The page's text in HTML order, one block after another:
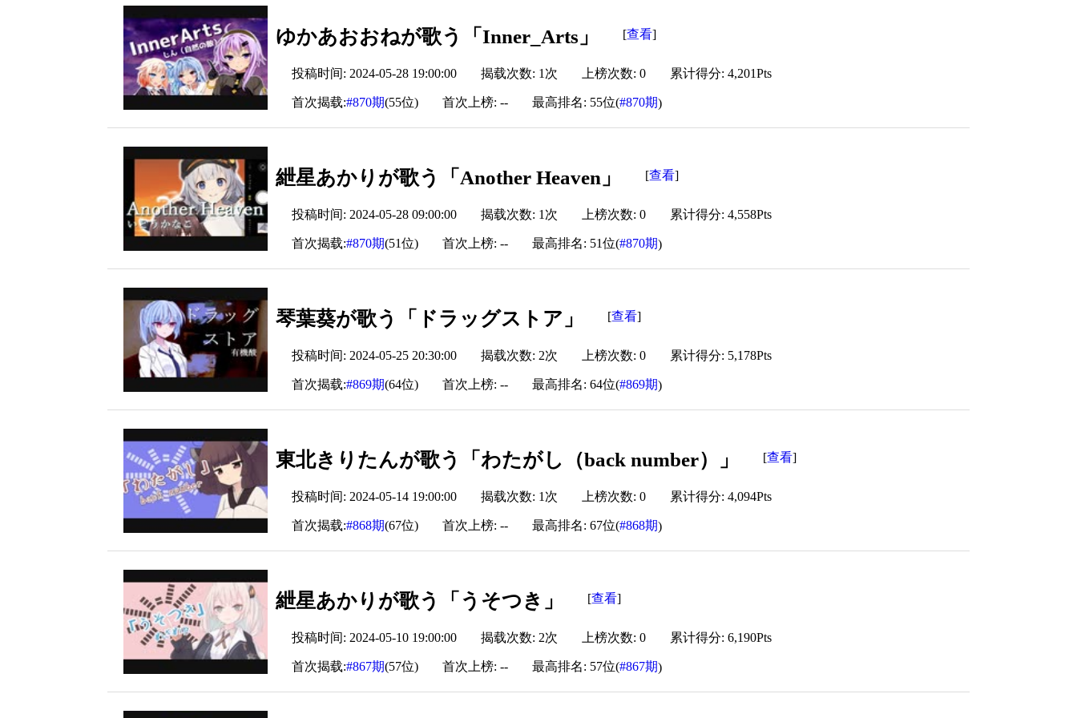
ゆかあおおねが歌う「Inner_Arts」 [查看]
投稿时间: 2024-05-28 19:00:00 揭载次数: 1次 上榜次数: 0 累计得分: 4,201Pts
首次揭载:#870期(55位) 首次上榜: -- 最高排名: 55位(#870期)
紲星あかりが歌う「Another Heaven」 [查看]
投稿时间: 2024-05-28 09:00:00 揭载次数: 1次 上榜次数: 0 累计得分: 4,558Pts
首次揭载:#870期(51位) 首次上榜: -- 最高排名: 51位(#870期)
琴葉葵が歌う「ドラッグストア」 [查看]
投稿时间: 2024-05-25 20:30:00 揭载次数: 2次 上榜次数: 0 累计得分: 5,178Pts
首次揭载:#869期(64位) 首次上榜: -- 最高排名: 64位(#869期)
東北きりたんが歌う「わたがし（back number）」 [查看]
投稿时间: 2024-05-14 19:00:00 揭载次数: 1次 上榜次数: 0 累计得分: 4,094Pts
首次揭载:#868期(67位) 首次上榜: -- 最高排名: 67位(#868期)
紲星あかりが歌う「うそつき」 [查看]
投稿时间: 2024-05-10 19:00:00 揭载次数: 2次 上榜次数: 0 累计得分: 6,190Pts
首次揭载:#867期(57位) 首次上榜: -- 最高排名: 57位(#867期)